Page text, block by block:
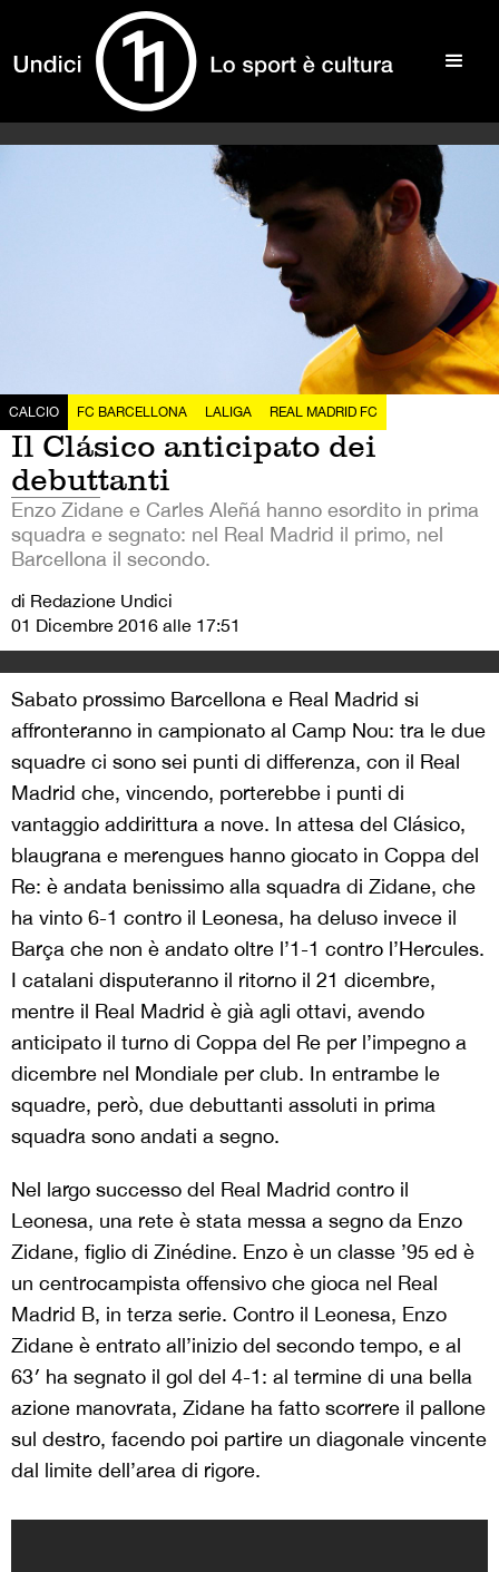
CALCIO FC BARCELLONA LALIGA REAL MADRID FC
Il Clásico anticipato dei
debuttanti
Enzo Zidane e Carles Aleñá hanno esordito in prima
squadra e segnato: nel Real Madrid il primo, nel
Barcellona il secondo.
di Redazione Undici
01 Dicembre 2016 alle 17:51
Sabato prossimo Barcellona e Real Madrid si
affronteranno in campionato al Camp Nou: tra le due
squadre ci sono sei punti di differenza, con il Real
Madrid che, vincendo, porterebbe i punti di
vantaggio addirittura a nove. In attesa del Clásico,
blaugrana e merengues hanno giocato in Coppa del
Re: è andata benissimo alla squadra di Zidane, che
ha vinto 6-1 contro il Leonesa, ha deluso invece il
Barça che non è andato oltre l’1-1 contro l’Hercules.
I catalani disputeranno il ritorno il 21 dicembre,
mentre il Real Madrid è già agli ottavi, avendo
anticipato il turno di Coppa del Re per l’impegno a
dicembre nel Mondiale per club. In entrambe le
squadre, però, due debuttanti assoluti in prima
squadra sono andati a segno.
Nel largo successo del Real Madrid contro il
Leonesa, una rete è stata messa a segno da Enzo
Zidane, figlio di Zinédine. Enzo è un classe ’95 ed è
un centrocampista offensivo che gioca nel Real
Madrid B, in terza serie. Contro il Leonesa, Enzo
Zidane è entrato all’inizio del secondo tempo, e al
63′ ha segnato il gol del 4-1: al termine di una bella
azione manovrata, Zidane ha fatto scorrere il pallone
sul destro, facendo poi partire un diagonale vincente
dal limite dell’area di rigore.